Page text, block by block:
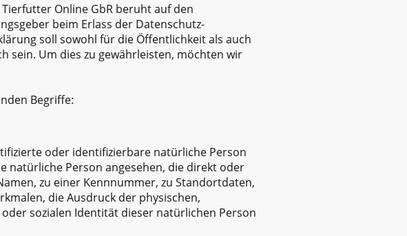
Online GbR beruht auf den
beim Erlass der Datenschutz-
soll sowohl für die Öffentlichkeit als auch
sein. Um dies zu gewährleisten, möchten wir
Begriffe:
oder identifizierbare natürliche Person
natürliche Person angesehen, die direkt oder
zu einer Kennnummer, zu Standortdaten,
die Ausdruck der physischen,
sozialen Identität dieser natürlichen Person